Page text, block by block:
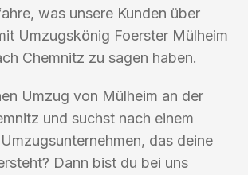
was unsere Kunden über
Umzugskönig Foerster Mülheim
Chemnitz zu sagen haben.
Umzug von Mülheim an der
und suchst nach einem
das deine
Dann bist du bei uns